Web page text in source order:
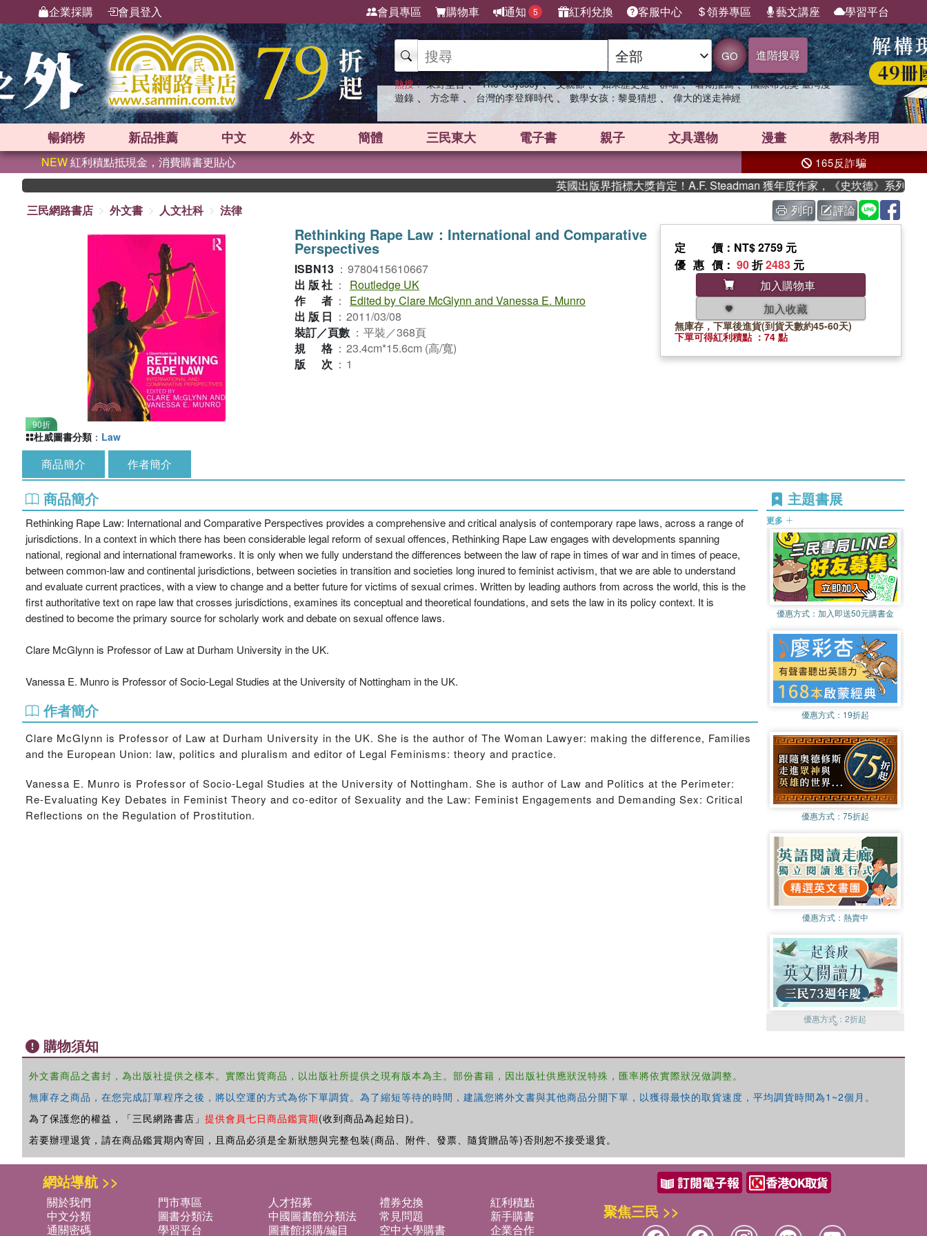
企業採購 會員登入 會員專區 購物車 通知 5 紅利兌換 客服中心 領券專區 藝文講座 學習平台
GO 進階搜尋
熱搜： 東野圭吾 、 The Odyssey 、 父親節 、 如果歷史是一群喵 、 暑期推薦 、 國際布克獎 臺灣漫
遊錄 、 方念華 、 台灣的李登輝時代 、 數學女孩：黎曼猜想 、 偉大的迷走神經
暢銷榜 新品推薦 中文 外文 簡體 三民東大 電子書 親子 文具選物 漫畫 教科考用
NEW紅利積點抵現金，消費購書更貼心 165反詐騙
英國出版界指標大獎肯定！A.F. Steadman 獲年度作家，《史坎德》系列帶你踏
三民網路書店
外文書 人文社科 法律 列印 評論
90折
Rethinking Rape Law：International and Comparative
Perspectives
ISBN13 ： 9780415610667
出版社 ：
Routledge UK
作者 ：
Edited by Clare McGlynn and Vanessa E. Munro
出版日 ： 2011/03/08
裝訂／頁數 ： 平裝／368頁
規格 ： 23.4cm*15.6cm (高/寬)
版次 ： 1
定價 ：NT$ 2759 元
優惠價 ： 90折2483 元
加入購物車
加入收藏
無庫存，下單後進貨(到貨天數約45-60天)
下單可得紅利積點 ：74 點
杜威圖書分類 ： Law
商品簡介 作者簡介
商品簡介
Rethinking Rape Law: International and Comparative Perspectives provides a comprehensive and critical analysis of contemporary rape laws, across a range of
jurisdictions. In a context in which there has been considerable legal reform of sexual offences, Rethinking Rape Law engages with developments spanning
national, regional and international frameworks. It is only when we fully understand the differences between the law of rape in times of war and in times of peace,
between common-law and continental jurisdictions, between societies in transition and societies long inured to feminist activism, that we are able to understand
and evaluate current practices, with a view to change and a better future for victims of sexual crimes. Written by leading authors from across the world, this is the
first authoritative text on rape law that crosses jurisdictions, examines its conceptual and theoretical foundations, and sets the law in its policy context. It is
destined to become the primary source for scholarly work and debate on sexual offence laws.
Clare McGlynn is Professor of Law at Durham University in the UK.
Vanessa E. Munro is Professor of Socio-Legal Studies at the University of Nottingham in the UK.
作者簡介
Clare McGlynn is Professor of Law at Durham University in the UK. She is the author of The Woman Lawyer: making the difference, Families
and the European Union: law, politics and pluralism and editor of Legal Feminisms: theory and practice.
Vanessa E. Munro is Professor of Socio-Legal Studies at the University of Nottingham. She is author of Law and Politics at the Perimeter:
Re-Evaluating Key Debates in Feminist Theory and co-editor of Sexuality and the Law: Feminist Engagements and Demanding Sex: Critical
Reflections on the Regulation of Prostitution.
主題書展
更多
優惠方式： 加入即送50元購書金
優惠方式： 19折起
優惠方式： 75折起
優惠方式： 熱賣中
優惠方式：2折起
購物須知
外文書商品之書封，為出版社提供之樣本。實際出貨商品，以出版社所提供之現有版本為主。部份書籍，因出版社供應狀況特殊，匯率將依實際狀況做調整。
無庫存之商品，在您完成訂單程序之後，將以空運的方式為你下單調貨。為了縮短等待的時間，建議您將外文書與其他商品分開下單，以獲得最快的取貨速度，平均調貨時間為1~2個月。
為了保護您的權益，「三民網路書店」 提供會員七日商品鑑賞期(收到商品為起始日)。
若要辦理退貨，請在商品鑑賞期內寄回，且商品必須是全新狀態與完整包裝(商品、附件、發票、隨貨贈品等)否則恕不接受退貨。
網站導航 >>
關於我們 門市專區 人才招募 禮券兌換
紅利積點
中文分類
圖書分類法 中國圖書館分類法 常見問題
新手購書
通關密碼
學習平台 圖書館採購/編目 空中大學購書
企業合作
聚焦三民 >>